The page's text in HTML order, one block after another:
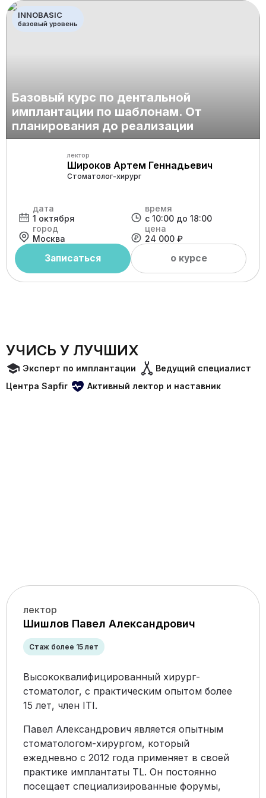
INNO ONLINE
онлайн формат
Вебинар по правилам
позиционирования имплантатов INNO
лектор
Аветисян Артур Самвелович
Врач стоматолог- хирург
дата
13 августа
время
с 20:00 до 22:00
город
Онлайн
цена
0 ₽
Записаться о курсе
УЧИСЬ У ЛУЧШИХ
Эксперт по имплантации
Ведущий специалист
Центра Sapfir
Активный лектор и наставник
лектор
Шишлов Павел Александрович
Стаж более 15 лет
Высококвалифицированный хирург-
стоматолог, с практическим опытом более
15 лет, член ITI.
Павел Александрович является опытным
стоматологом-хирургом, который
ежедневно с 2012 года применяет в своей
практике имплантаты TL. Он постоянно
посещает специализированные форумы,